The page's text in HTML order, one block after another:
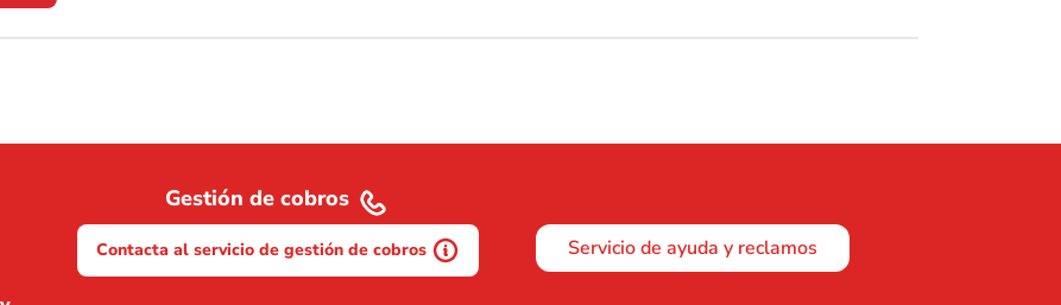
Gestión de cobros
Contacta al servicio de gestión de cobros Servicio de ayuda y reclamos